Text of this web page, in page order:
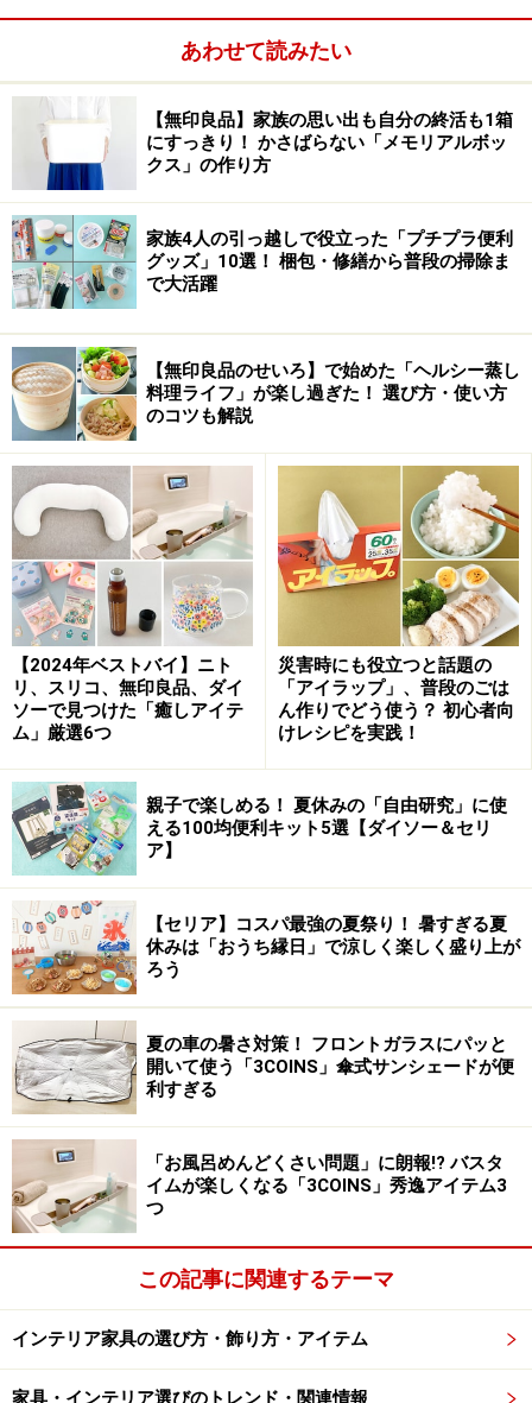
あわせて読みたい
【無印良品】家族の思い出も自分の終活も1箱
にすっきり！ かさばらない「メモリアルボッ
クス」の作り方
家族4人の引っ越しで役立った「プチプラ便利
グッズ」10選！ 梱包・修繕から普段の掃除ま
で大活躍
【無印良品のせいろ】で始めた「ヘルシー蒸し
料理ライフ」が楽し過ぎた！ 選び方・使い方
のコツも解説
【2024年ベストバイ】ニト
リ、スリコ、無印良品、ダイ
ソーで見つけた「癒しアイテ
ム」厳選6つ
災害時にも役立つと話題の
「アイラップ」、普段のごは
ん作りでどう使う？ 初心者向
けレシピを実践！
親子で楽しめる！ 夏休みの「自由研究」に使
える100均便利キット5選【ダイソー＆セリ
ア】
【セリア】コスパ最強の夏祭り！ 暑すぎる夏
休みは「おうち縁日」で涼しく楽しく盛り上が
ろう
夏の車の暑さ対策！ フロントガラスにパッと
開いて使う「3COINS」傘式サンシェードが便
利すぎる
「お風呂めんどくさい問題」に朗報!? バスタ
イムが楽しくなる「3COINS」秀逸アイテム3
つ
この記事に関連するテーマ
インテリア家具の選び方・飾り方・アイテム
家具・インテリア選びのトレンド・関連情報